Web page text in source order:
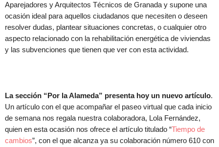
Aparejadores y Arquitectos Técnicos de Granada y supone una
ocasión ideal para aquellos ciudadanos que necesiten o deseen
resolver dudas, plantear situaciones concretas, o cualquier otro
aspecto relacionado con la rehabilitación energética de viviendas
y las subvenciones que tienen que ver con esta actividad.
La sección “Por la Alameda” presenta hoy un nuevo artículo.
Un artículo con el que acompañar el paseo virtual que cada inicio
de semana nos regala nuestra colaboradora, Lola Fernández,
quien en esta ocasión nos ofrece el artículo titulado “Tiempo de
cambios”, con el que alcanza ya su colaboración número 610 con